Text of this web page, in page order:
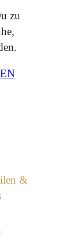
zu
&